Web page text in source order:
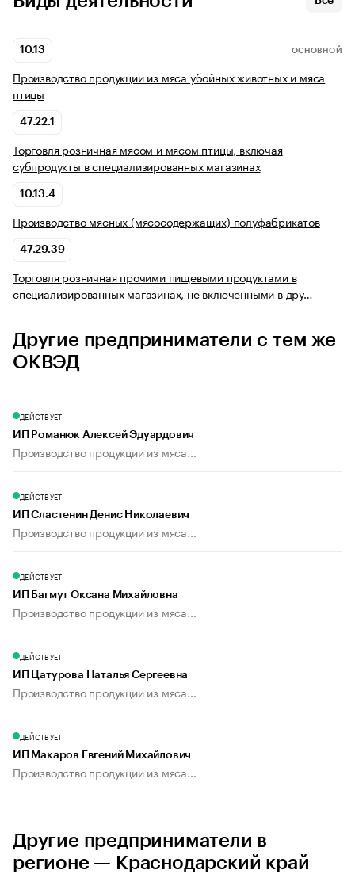
10.13 ОСНОВНОЙ
Производство продукции из мяса убойных животных и мяса
птицы
47.22.1
Торговля розничная мясом и мясом птицы, включая
субпродукты в специализированных магазинах
10.13.4
Производство мясных (мясосодержащих) полуфабрикатов
47.29.39
Торговля розничная прочими пищевыми продуктами в
специализированных магазинах, не включенными в дру…
Другие предприниматели с тем же
ОКВЭД
ДЕЙСТВУЕТ
ИП Романюк Алексей Эдуардович
Производство продукции из мяса...
ДЕЙСТВУЕТ
ИП Сластенин Денис Николаевич
Производство продукции из мяса...
ДЕЙСТВУЕТ
ИП Багмут Оксана Михайловна
Производство продукции из мяса...
ДЕЙСТВУЕТ
ИП Цатурова Наталья Сергеевна
Производство продукции из мяса...
ДЕЙСТВУЕТ
ИП Макаров Евгений Михайлович
Производство продукции из мяса...
Другие предприниматели в
регионе — Краснодарский край